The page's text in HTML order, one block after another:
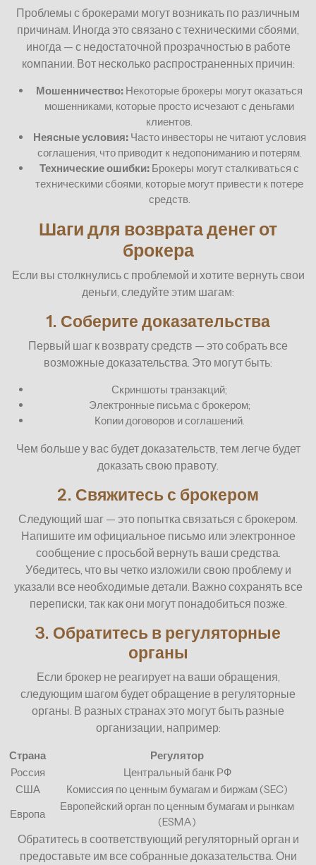
Проблемы с брокерами могут возникать по различным
причинам. Иногда это связано с техническими сбоями,
иногда — с недостаточной прозрачностью в работе
компании. Вот несколько распространенных причин:
Мошенничество: Некоторые брокеры могут оказаться
мошенниками, которые просто исчезают с деньгами
клиентов.
Неясные условия:Часто инвесторы не читают условия
соглашения, что приводит к недопониманию и потерям.
Технические ошибки: Брокеры могут сталкиваться с
техническими сбоями, которые могут привести к потере
средств.
Шаги для возврата денег от
брокера
Если вы столкнулись с проблемой и хотите вернуть свои
деньги, следуйте этим шагам:
1. Соберите доказательства
Первый шаг к возврату средств — это собрать все
возможные доказательства. Это могут быть:
Скриншоты транзакций;
Электронные письма с брокером;
Копии договоров и соглашений.
Чем больше у вас будет доказательств, тем легче будет
доказать свою правоту.
2. Свяжитесь с брокером
Следующий шаг — это попытка связаться с брокером.
Напишите им официальное письмо или электронное
сообщение с просьбой вернуть ваши средства.
Убедитесь, что вы четко изложили свою проблему и
указали все необходимые детали. Важно сохранять все
переписки, так как они могут понадобиться позже.
3. Обратитесь в регуляторные
органы
Если брокер не реагирует на ваши обращения,
следующим шагом будет обращение в регуляторные
органы. В разных странах это могут быть разные
организации, например:
Страна
Регулятор
Россия
Центральный банк РФ
США
Комиссия по ценным бумагам и биржам (SEC)
Европа
Европейский орган по ценным бумагам и рынкам
(ESMA)
Обратитесь в соответствующий регуляторный орган и
предоставьте им все собранные доказательства. Они